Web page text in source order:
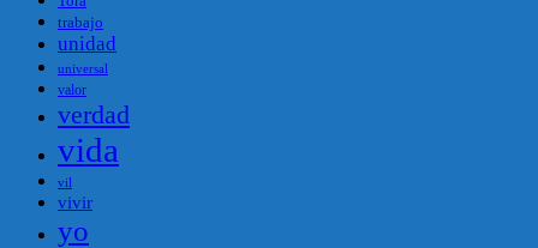
trabajo
unidad
universal
valor
verdad
vida
vil
vivir
yo